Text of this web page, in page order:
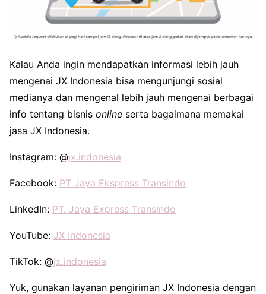
Kalau Anda ingin mendapatkan informasi lebih jauh
mengenai JX Indonesia bisa mengunjungi sosial
medianya dan mengenal lebih jauh mengenai berbagai
info tentang bisnis online serta bagaimana memakai
jasa JX Indonesia.
Instagram: @jx.indonesia
Facebook: PT Jaya Ekspress Transindo
LinkedIn: PT. Jaya Express Transindo
YouTube: JX Indonesia
TikTok: @jx.indonesia
Yuk, gunakan layanan pengiriman JX Indonesia dengan